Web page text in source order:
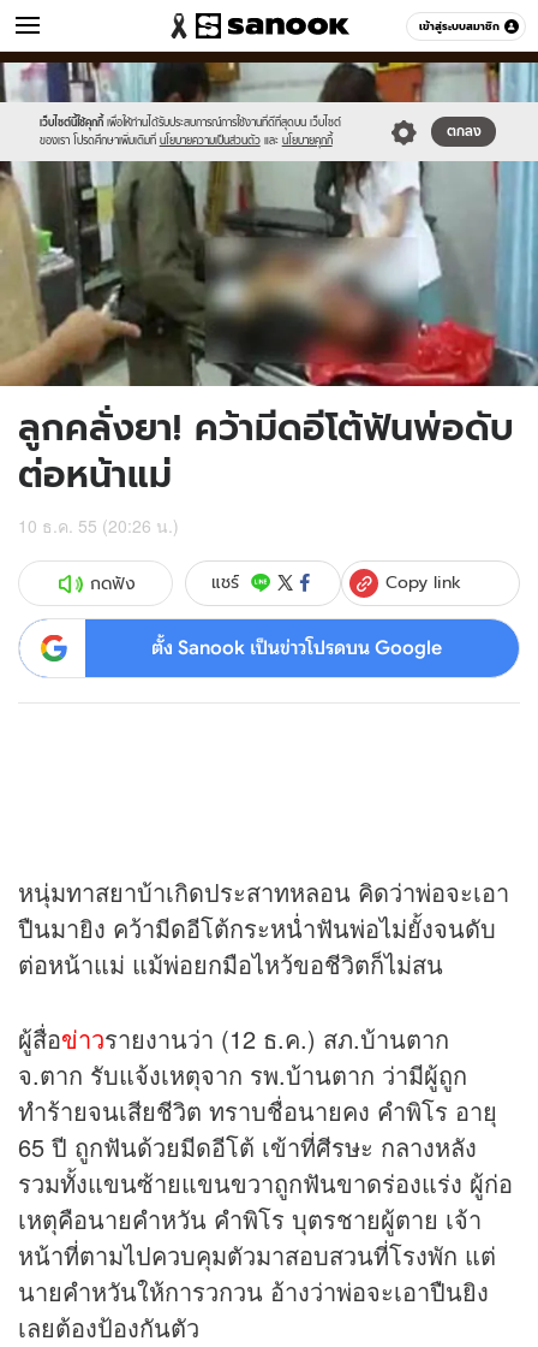
เข้าสู่ระบบสมาชิก
ข่าว หมวดอื่นๆ
เว็บไซต์นี้ใช้คุกกี้ เพื่อให้ท่านได้รับประสบการณ์การใช้งานที่ดีที่สุดบน เว็บไซต์
ของเรา โปรดศึกษาเพิ่มเติมที่ นโยบายความเป็นส่วนตัว และ นโยบายคุกกี้
ตกลง
Sanook
//s.isanook.com/sr/0/images/logo-
new-
sanook.png
600
60
//s.isanook.com/ns/0/ud/231/1158277/12.jpg
ลูกคลั่งยา! คว้ามีดอีโต้ฟันพ่อดับ
ต่อหน้าแม่
10 ธ.ค. 55 (20:26 น.)
กดฟัง แชร์ Copy link
ตั้ง Sanook เป็นข่าวโปรดบน Google
หนุ่มทาสยาบ้าเกิดประสาทหลอน คิดว่าพ่อจะเอา
ปืนมายิง คว้ามีดอีโต้กระหน่ำฟันพ่อไม่ยั้งจนดับ
ต่อหน้าแม่ แม้พ่อยกมือไหว้ขอชีวิตก็ไม่สน
ผู้สื่อข่าวรายงานว่า (12 ธ.ค.) สภ.บ้านตาก
จ.ตาก รับแจ้งเหตุจาก รพ.บ้านตาก ว่ามีผู้ถูก
ทำร้ายจนเสียชีวิต ทราบชื่อนายคง คำพิโร อายุ
65 ปี ถูกฟันด้วยมีดอีโต้ เข้าที่ศีรษะ กลางหลัง
รวมทั้งแขนซ้ายแขนขวาถูกฟันขาดร่องแร่ง ผู้ก่อ
เหตุคือนายคำหวัน คำพิโร บุตรชายผู้ตาย เจ้า
หน้าที่ตามไปควบคุมตัวมาสอบสวนที่โรงพัก แต่
นายคำหวันให้การวกวน อ้างว่าพ่อจะเอาปืนยิง
เลยต้องป้องกันตัว